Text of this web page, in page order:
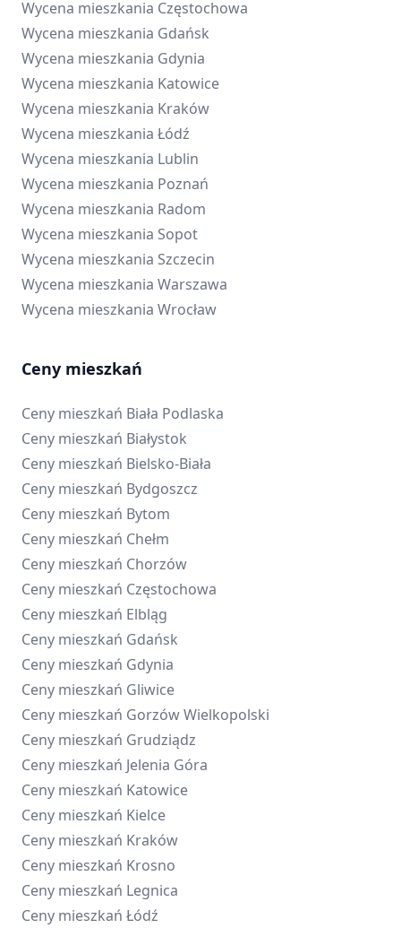
Wycena mieszkania Częstochowa
Wycena mieszkania Gdańsk
Wycena mieszkania Gdynia
Wycena mieszkania Katowice
Wycena mieszkania Kraków
Wycena mieszkania Łódź
Wycena mieszkania Lublin
Wycena mieszkania Poznań
Wycena mieszkania Radom
Wycena mieszkania Sopot
Wycena mieszkania Szczecin
Wycena mieszkania Warszawa
Wycena mieszkania Wrocław
Ceny mieszkań
Ceny mieszkań Biała Podlaska
Ceny mieszkań Białystok
Ceny mieszkań Bielsko-Biała
Ceny mieszkań Bydgoszcz
Ceny mieszkań Bytom
Ceny mieszkań Chełm
Ceny mieszkań Chorzów
Ceny mieszkań Częstochowa
Ceny mieszkań Elbląg
Ceny mieszkań Gdańsk
Ceny mieszkań Gdynia
Ceny mieszkań Gliwice
Ceny mieszkań Gorzów Wielkopolski
Ceny mieszkań Grudziądz
Ceny mieszkań Jelenia Góra
Ceny mieszkań Katowice
Ceny mieszkań Kielce
Ceny mieszkań Kraków
Ceny mieszkań Krosno
Ceny mieszkań Legnica
Ceny mieszkań Łódź